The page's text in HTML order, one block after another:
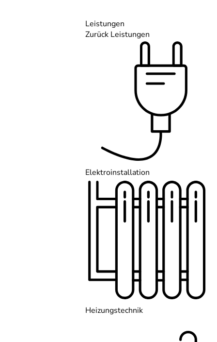
Leistungen
Zurück Leistungen
Elektroinstallation
Heizungstechnik